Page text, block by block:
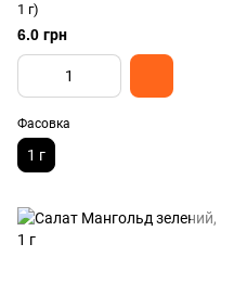
1 г)
6.0 грн
Фасовка
1 г